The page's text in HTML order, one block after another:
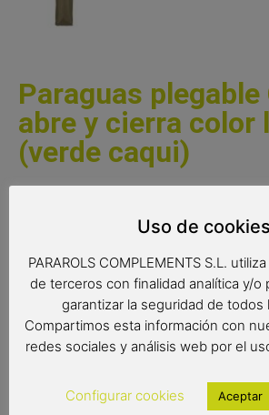
Paraguas plegable
abre y cierra color
(verde caqui)
abre y cierra automático. Un elegante
color verde caqui con puño negro.
calidad y resistencia con varillas
extraresistente al agua. Un paraguas
reconocida marca Cacharel.
Complemento de moda
Paraguas plegable
Uso de cookies
PARAROLS COMPLEMENTS S.L.
de terceros con finalidad analítica y/o
garantizar la seguridad de todos
Compartimos esta información con
redes sociales y análisis web por el
Configurar cookies Aceptar